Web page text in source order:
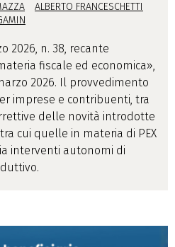
ALBERTO FRANCESCHETTI
2026, n. 38, recante
fiscale ed economica»,
2026. Il provvedimento
imprese e contribuenti, tra
delle novità introdotte
cui quelle in materia di PEX
interventi autonomi di